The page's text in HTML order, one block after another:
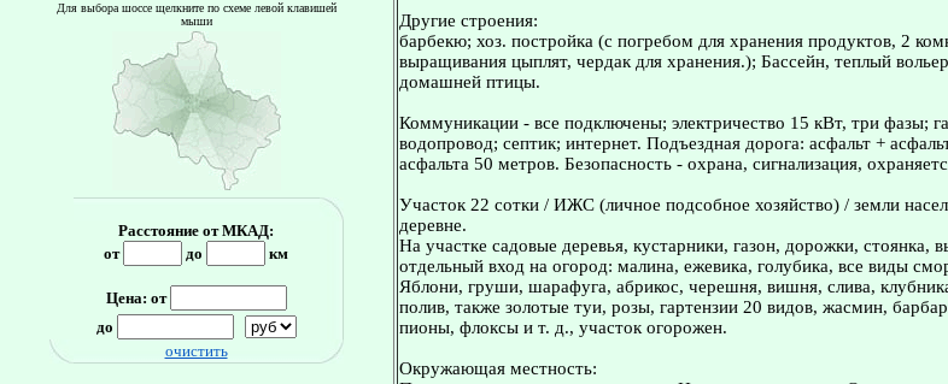
Для выбора шоссе щелкните по схеме левой клавишей
мыши
Расстояние от МКАД:
от
до км
Цена: от
до
очистить
Другие строения:
барбекю; хоз. постройка (с погребом для хранения продуктов, 2
выращивания цыплят, чердак для хранения.); Бассейн, теплый
домашней птицы.
Коммуникации - все подключены; электричество 15 кВт, три фазы;
водопровод; септик; интернет. Подъездная дорога: асфальт +
асфальта 50 метров. Безопасность - охрана, сигнализация,
Участок 22 сотки / ИЖС (личное подсобное хозяйство) / земли
деревне.
На участке садовые деревья, кустарники, газон, дорожки, стоянка,
отдельный вход на огород: малина, ежевика, голубика, все виды
Яблони, груши, шарафуга, абрикос, черешня, вишня, слива,
полив, также золотые туи, розы, гартензии 20 видов, жасмин,
пионы, флоксы и т. д., участок огорожен.
Окружающая местность: